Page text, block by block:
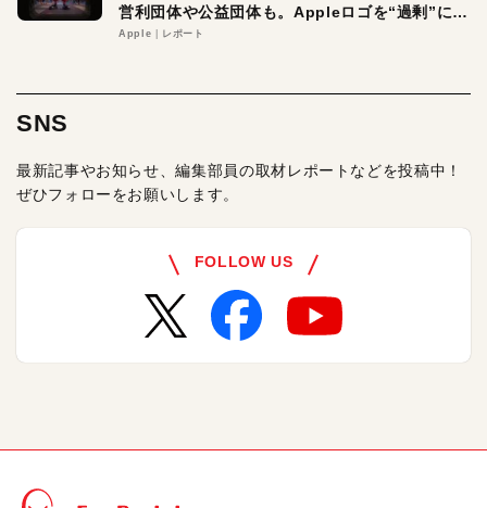
営利団体や公益団体も。Appleロゴを“過剰”に守
る理由とは
Apple レポート
SNS
最新記事やお知らせ、編集部員の取材レポートなどを投稿中！
ぜひフォローをお願いします。
FOLLOW US